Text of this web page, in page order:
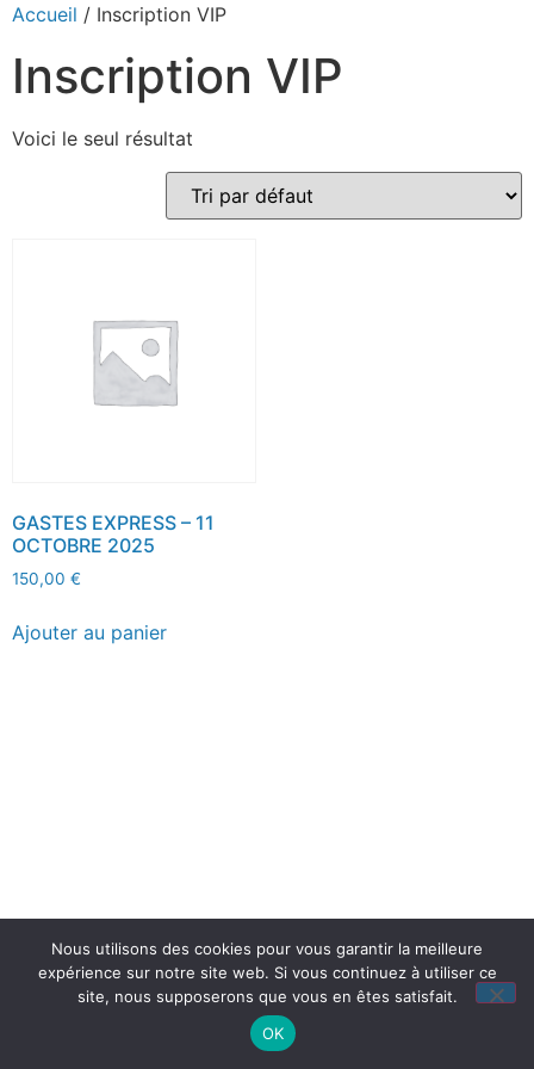
Accueil / Inscription VIP
Inscription VIP
Voici le seul résultat
GASTES EXPRESS – 11
OCTOBRE 2025
150,00 €
Ajouter au panier
Nous utilisons des cookies pour vous garantir la meilleure
expérience sur notre site web. Si vous continuez à utiliser ce
site, nous supposerons que vous en êtes satisfait.
OK